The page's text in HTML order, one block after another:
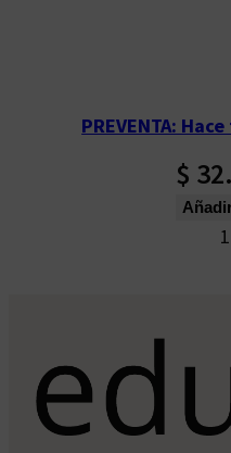
PREVENTA:
$
1